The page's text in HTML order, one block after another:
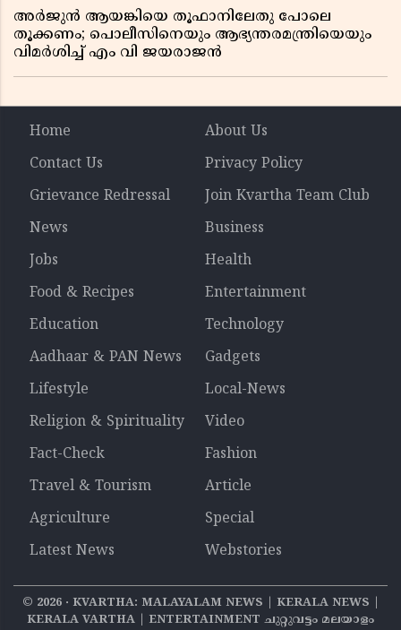
അർജുൻ ആയങ്കിയെ തൂഫാനിലേതു പോലെ
തൂക്കണം; പൊലീസിനെയും ആഭ്യന്തരമന്ത്രിയെയും
വിമർശിച്ച് എം വി ജയരാജൻ
Home
About Us
Contact Us
Privacy Policy
Grievance Redressal
Join Kvartha Team Club
News
Business
Jobs
Health
Food & Recipes
Entertainment
Education
Technology
Aadhaar & PAN News
Gadgets
Lifestyle
Local-News
Religion & Spirituality
Video
Fact-Check
Fashion
Travel & Tourism
Article
Agriculture
Special
Latest News
Webstories
© 2026‧ KVARTHA: MALAYALAM NEWS | KERALA NEWS |
KERALA VARTHA | ENTERTAINMENT ചുറ്റുവട്ടം മലയാളം